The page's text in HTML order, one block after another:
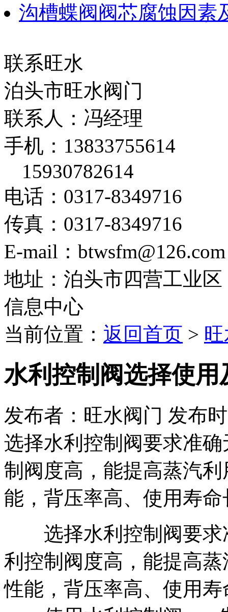
沟槽蝶阀阀芯腐蚀因素
联系旺水
泊头市旺水阀门
联系人：冯经理
手机：13833755614
15930782614
电话：0317-8349716
传真：0317-8349716
E-mail：btwsfm@126.com
地址：泊头市四营工业区
信息中心
当前位置： 返回首页 >
水利控制阀选择使用
发布者：旺水阀门 发布
选择水利控制阀要求准
制阀度高，能提高蒸汽
能，背压率高、使用寿
选择水利控制阀要求
利控制阀度高，能提高
性能，背压率高、使用